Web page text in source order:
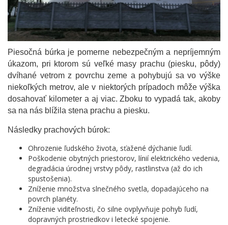
Piesočná búrka je pomerne nebezpečným a nepríjemným
úkazom, pri ktorom sú veľké masy prachu (piesku, pôdy)
dvíhané vetrom z povrchu zeme a pohybujú sa vo výške
niekoľkých metrov, ale v niektorých prípadoch môže výška
dosahovať kilometer a aj viac. Zboku to vypadá tak, akoby
sa na nás blížila stena prachu a piesku.
Následky prachových búrok:
Ohrozenie ľudského života, sťažené dýchanie ľudí.
Poškodenie obytných priestorov, línií elektrického vedenia,
degradácia úrodnej vrstvy pôdy, rastlinstva (až do ich
spustošenia).
Zníženie množstva slnečného svetla, dopadajúceho na
povrch planéty.
Zníženie viditeľnosti, čo silne ovplyvňuje pohyb ľudí,
dopravných prostriedkov i letecké spojenie.